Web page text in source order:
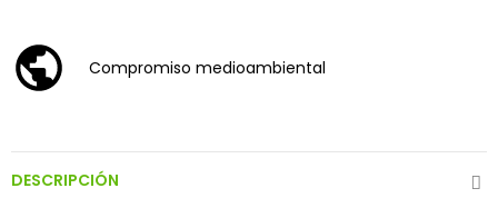
Compromiso medioambiental
DESCRIPCIÓN